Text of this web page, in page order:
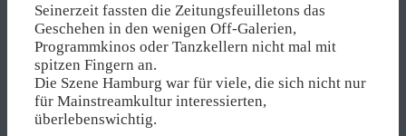
Seinerzeit fassten die Zeitungsfeuilletons das
Geschehen in den wenigen Off-Galerien,
Programmkinos oder Tanzkellern nicht mal mit
spitzen Fingern an.
Die Szene Hamburg war für viele, die sich nicht nur
für Mainstreamkultur interessierten,
überlebenswichtig.